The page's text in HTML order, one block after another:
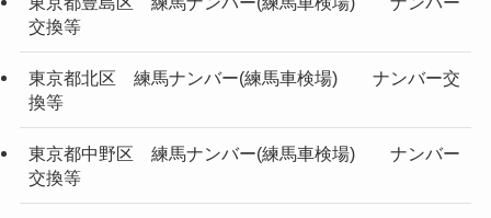
交換等
東京都北区 練馬ナンバー(練馬車検場) ナンバー交
換等
東京都中野区 練馬ナンバー(練馬車検場) ナンバー
交換等